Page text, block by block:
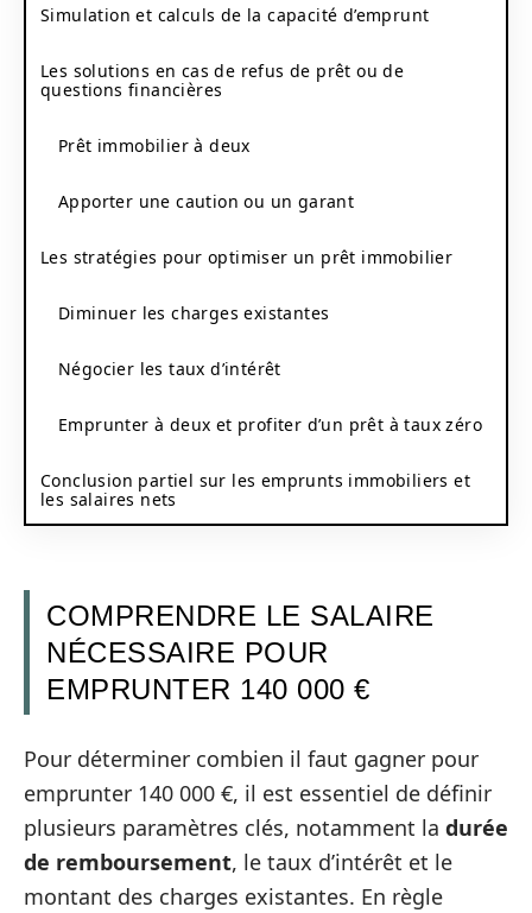
Simulation et calculs de la capacité d’emprunt
Les solutions en cas de refus de prêt ou de
questions financières
Prêt immobilier à deux
Apporter une caution ou un garant
Les stratégies pour optimiser un prêt immobilier
Diminuer les charges existantes
Négocier les taux d’intérêt
Emprunter à deux et profiter d’un prêt à taux zéro
Conclusion partiel sur les emprunts immobiliers et
les salaires nets
COMPRENDRE LE SALAIRE
NÉCESSAIRE POUR
EMPRUNTER 140 000 €
Pour déterminer combien il faut gagner pour
emprunter 140 000 €, il est essentiel de définir
plusieurs paramètres clés, notamment la durée
de remboursement, le taux d’intérêt et le
montant des charges existantes. En règle